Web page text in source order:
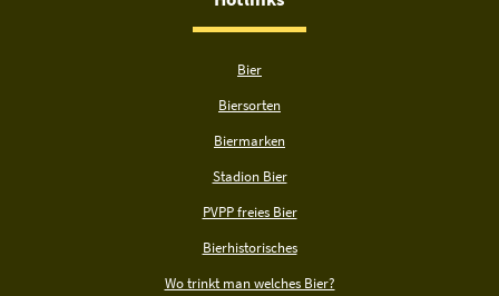
Bier
Biersorten
Biermarken
Stadion Bier
PVPP freies Bier
Bierhistorisches
Wo trinkt man welches Bier?